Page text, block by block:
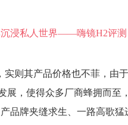
实则其产品价格也不菲，由
展，使得众多厂商蜂拥而
品牌夹缝求生、一路高歌